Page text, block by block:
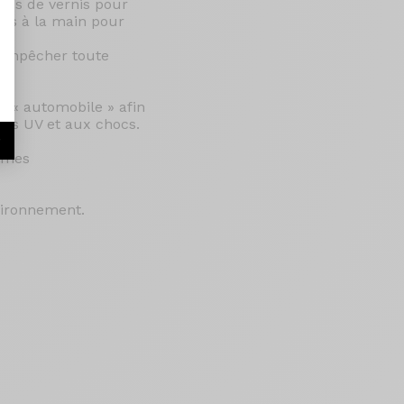
de vernis pour
à la main pour
toute
« automobile » afin
UV et aux chocs.